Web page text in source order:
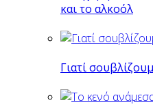
και το αλκοόλ
Γιατί